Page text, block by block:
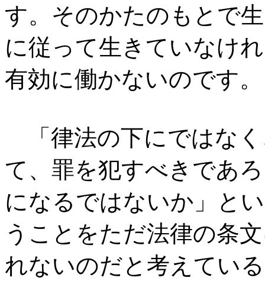
す。そのかたのもとで
に従って生きていなけ
有効に働かないのです。
「律法の下にではな
て、罪を犯すべきであ
になるではないか」と
うことをただ法律の条
れないのだと考えてい